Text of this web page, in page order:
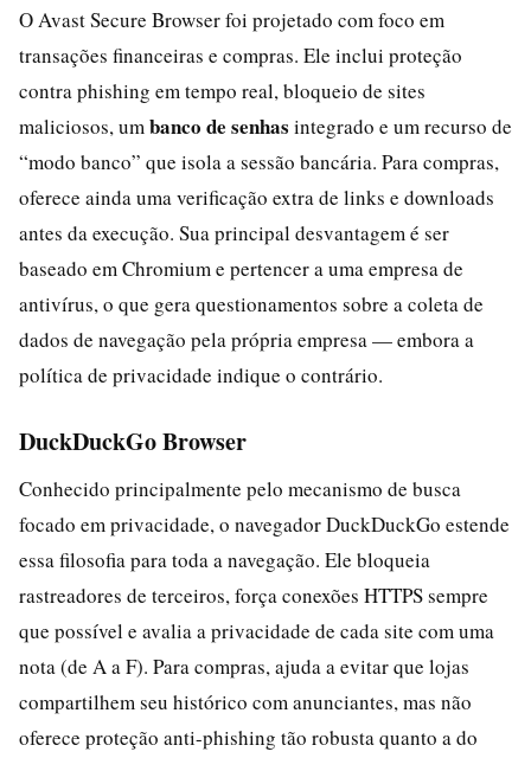
O Avast Secure Browser foi projetado com foco em
transações financeiras e compras. Ele inclui proteção
contra phishing em tempo real, bloqueio de sites
maliciosos, um banco de senhas integrado e um recurso de
“modo banco” que isola a sessão bancária. Para compras,
oferece ainda uma verificação extra de links e downloads
antes da execução. Sua principal desvantagem é ser
baseado em Chromium e pertencer a uma empresa de
antivírus, o que gera questionamentos sobre a coleta de
dados de navegação pela própria empresa — embora a
política de privacidade indique o contrário.
DuckDuckGo Browser
Conhecido principalmente pelo mecanismo de busca
focado em privacidade, o navegador DuckDuckGo estende
essa filosofia para toda a navegação. Ele bloqueia
rastreadores de terceiros, força conexões HTTPS sempre
que possível e avalia a privacidade de cada site com uma
nota (de A a F). Para compras, ajuda a evitar que lojas
compartilhem seu histórico com anunciantes, mas não
oferece proteção anti-phishing tão robusta quanto a do